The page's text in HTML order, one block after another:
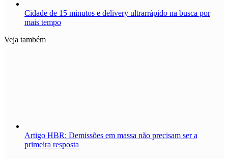
Cidade de 15 minutos e delivery ultrarrápido na busca por
mais tempo
Veja também
Artigo HBR: Demissões em massa não precisam ser a
primeira resposta